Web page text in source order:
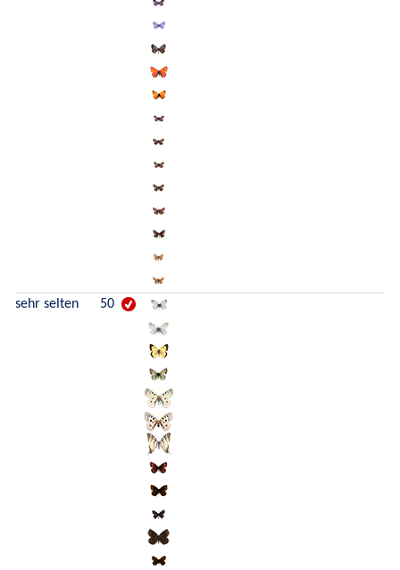
sehr selten 50